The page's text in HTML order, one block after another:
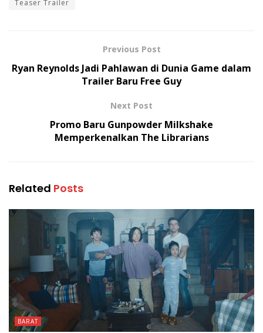
Teaser Trailer
Previous Post
Ryan Reynolds Jadi Pahlawan di Dunia Game dalam
Trailer Baru Free Guy
Next Post
Promo Baru Gunpowder Milkshake
Memperkenalkan The Librarians
Related Posts
BARAT